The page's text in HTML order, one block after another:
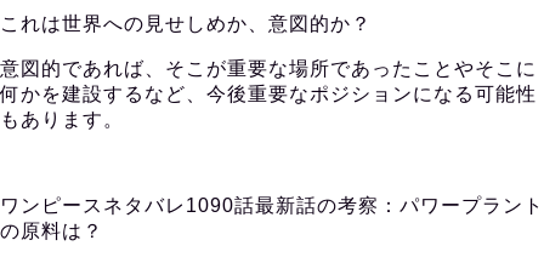
これは世界への見せしめか、意図的か？
意図的であれば、そこが重要な場所であったことやそこに
何かを建設するなど、今後重要なポジションになる可能性
もあります。
ワンピースネタバレ1090話最新話の考察：パワープラント
の原料は？